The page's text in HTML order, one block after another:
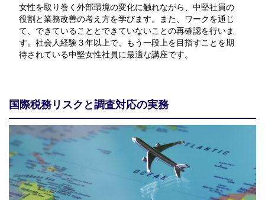
女性を取り巻く外部環境の変化に触れながら、中堅社員の
役割と業務改善の考え方を学びます。また、ワークを通じ
て、できていることとできていないことの再確認を行いま
す。社会人経験３年以上で、もう一段上を目指すことを期
待されている中堅女性社員に最適な講座です。
国際税務リスクと調査対応の実務